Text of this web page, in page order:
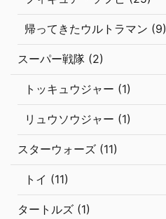
帰ってきたウルトラマン (9)
スーパー戦隊 (2)
トッキュウジャー (1)
リュウソウジャー (1)
スターウォーズ (11)
トイ (11)
タートルズ (1)